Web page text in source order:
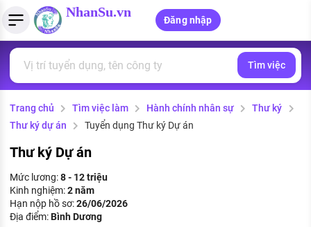
NhanSu.vn
Đăng nhập
Tìm việc làm
Việc làm ngành luật
Việc làm tốt nhất
CÔNG TY
Quản lý CV
Tải CV lên
MẪU CV THEO STYLE
Mẫu CV đơn giản
Tính lương Gross - Net
Tính thuế thu nhập cá nhân
PHÁP LUẬT VIỆT NAM
Văn bản pháp luật
Chính sách mới
PHÁP LUẬT LAO ĐỘNG
Lao động và tiền lương
Bảo hiểm và phúc lợi
Tìm việc
Trang chủ Tìm việc làm Hành chính nhân sự
Thư ký
Thư ký dự án
Tuyển dụng Thư ký Dự án
Thư ký Dự án
Mức lương:8 - 12 triệu
Kinh nghiệm:2 năm
Hạn nộp hồ sơ:26/06/2026
Địa điểm:Bình Dương